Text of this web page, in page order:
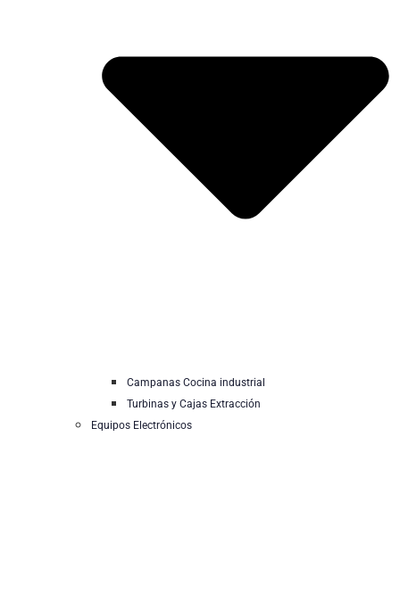
Campanas Cocina industrial
Turbinas y Cajas Extracción
Equipos Electrónicos